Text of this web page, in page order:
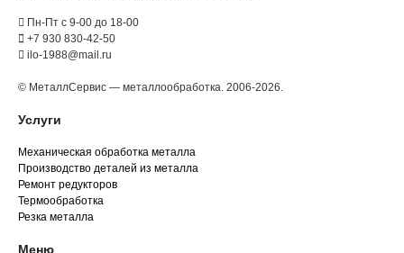
Пн-Пт с 9-00 до 18-00
+7 930 830-42-50
ilo-1988@mail.ru
© МеталлСервис — металлообработка. 2006-2026.
Услуги
Механическая обработка металла
Производство деталей из металла
Ремонт редукторов
Термообработка
Резка металла
Меню